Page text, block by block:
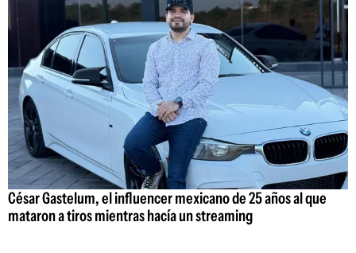
César Gastelum, el influencer mexicano de 25 años al que
mataron a tiros mientras hacía un streaming